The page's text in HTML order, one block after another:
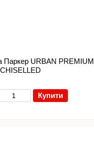
Паркер URBAN PREMIUM
Купити